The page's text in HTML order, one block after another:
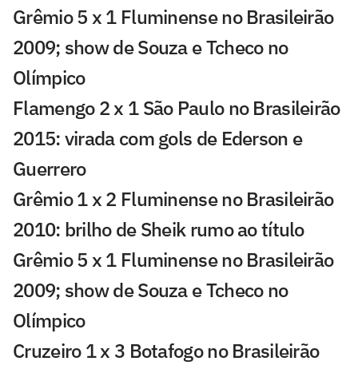
Grêmio 5 x 1 Fluminense no Brasileirão
2009; show de Souza e Tcheco no
Olímpico
Flamengo 2 x 1 São Paulo no Brasileirão
2015: virada com gols de Ederson e
Guerrero
Grêmio 1 x 2 Fluminense no Brasileirão
2010: brilho de Sheik rumo ao título
Grêmio 5 x 1 Fluminense no Brasileirão
2009; show de Souza e Tcheco no
Olímpico
Cruzeiro 1 x 3 Botafogo no Brasileirão